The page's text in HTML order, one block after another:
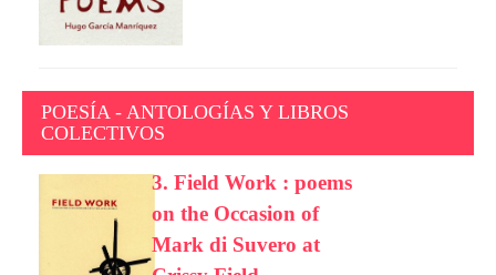
POESÍA - ANTOLOGÍAS Y LIBROS
COLECTIVOS
3. Field Work : poems
on the Occasion of
Mark di Suvero at